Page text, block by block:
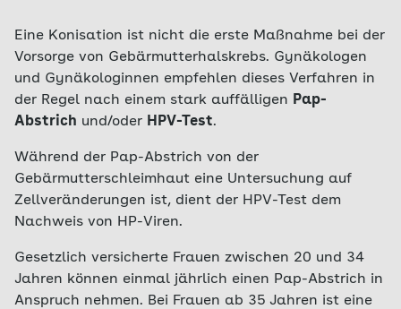
Eine Konisation ist nicht die erste Maßnahme bei der
Vorsorge von Gebärmutterhalskrebs. Gynäkologen
und Gynäkologinnen empfehlen dieses Verfahren in
der Regel nach einem stark auffälligen Pap-
Abstrich und/oder HPV-Test.
Während der Pap-Abstrich von der
Gebärmutterschleimhaut eine Untersuchung auf
Zellveränderungen ist, dient der HPV-Test dem
Nachweis von HP-Viren.
Gesetzlich versicherte Frauen zwischen 20 und 34
Jahren können einmal jährlich einen Pap-Abstrich in
Anspruch nehmen. Bei Frauen ab 35 Jahren ist eine